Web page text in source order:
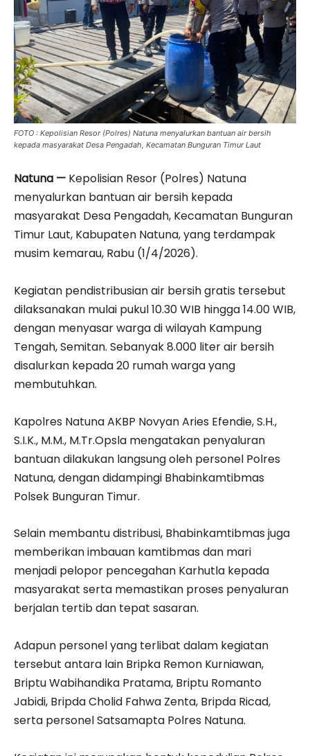
FOTO : Kepolisian Resor (Polres) Natuna menyalurkan bantuan air bersih
kepada masyarakat Desa Pengadah, Kecamatan Bunguran Timur Laut
‎Natuna — Kepolisian Resor (Polres) Natuna
menyalurkan bantuan air bersih kepada
masyarakat Desa Pengadah, Kecamatan Bunguran
Timur Laut, Kabupaten Natuna, yang terdampak
musim kemarau, Rabu (1/4/2026).
‎Kegiatan pendistribusian air bersih gratis tersebut
dilaksanakan mulai pukul 10.30 WIB hingga 14.00 WIB,
dengan menyasar warga di wilayah Kampung
Tengah, Semitan. Sebanyak 8.000 liter air bersih
disalurkan kepada 20 rumah warga yang
membutuhkan.
‎Kapolres Natuna AKBP Novyan Aries Efendie, S.H.,
S.I.K., M.M., M.Tr.Opsla mengatakan penyaluran
bantuan dilakukan langsung oleh personel Polres
Natuna, dengan didampingi Bhabinkamtibmas
Polsek Bunguran Timur.
Selain membantu distribusi, Bhabinkamtibmas juga
memberikan imbauan kamtibmas dan mari
menjadi pelopor pencegahan Karhutla kepada
masyarakat serta memastikan proses penyaluran
berjalan tertib dan tepat sasaran.
‎Adapun personel yang terlibat dalam kegiatan
tersebut antara lain Bripka Remon Kurniawan,
Briptu Wabihandika Pratama, Briptu Romanto
Jabidi, Bripda Cholid Fahwa Zenta, Bripda Ricad,
serta personel Satsamapta Polres Natuna.